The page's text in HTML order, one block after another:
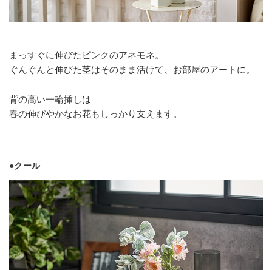
まっすぐに伸びたピンクのアネモネ。
ぐんぐんと伸びた茎はそのまま活けて、お部屋のアートに。
背の高い一輪挿しは
春の伸びやかなお花もしっかり支えます。
●クール